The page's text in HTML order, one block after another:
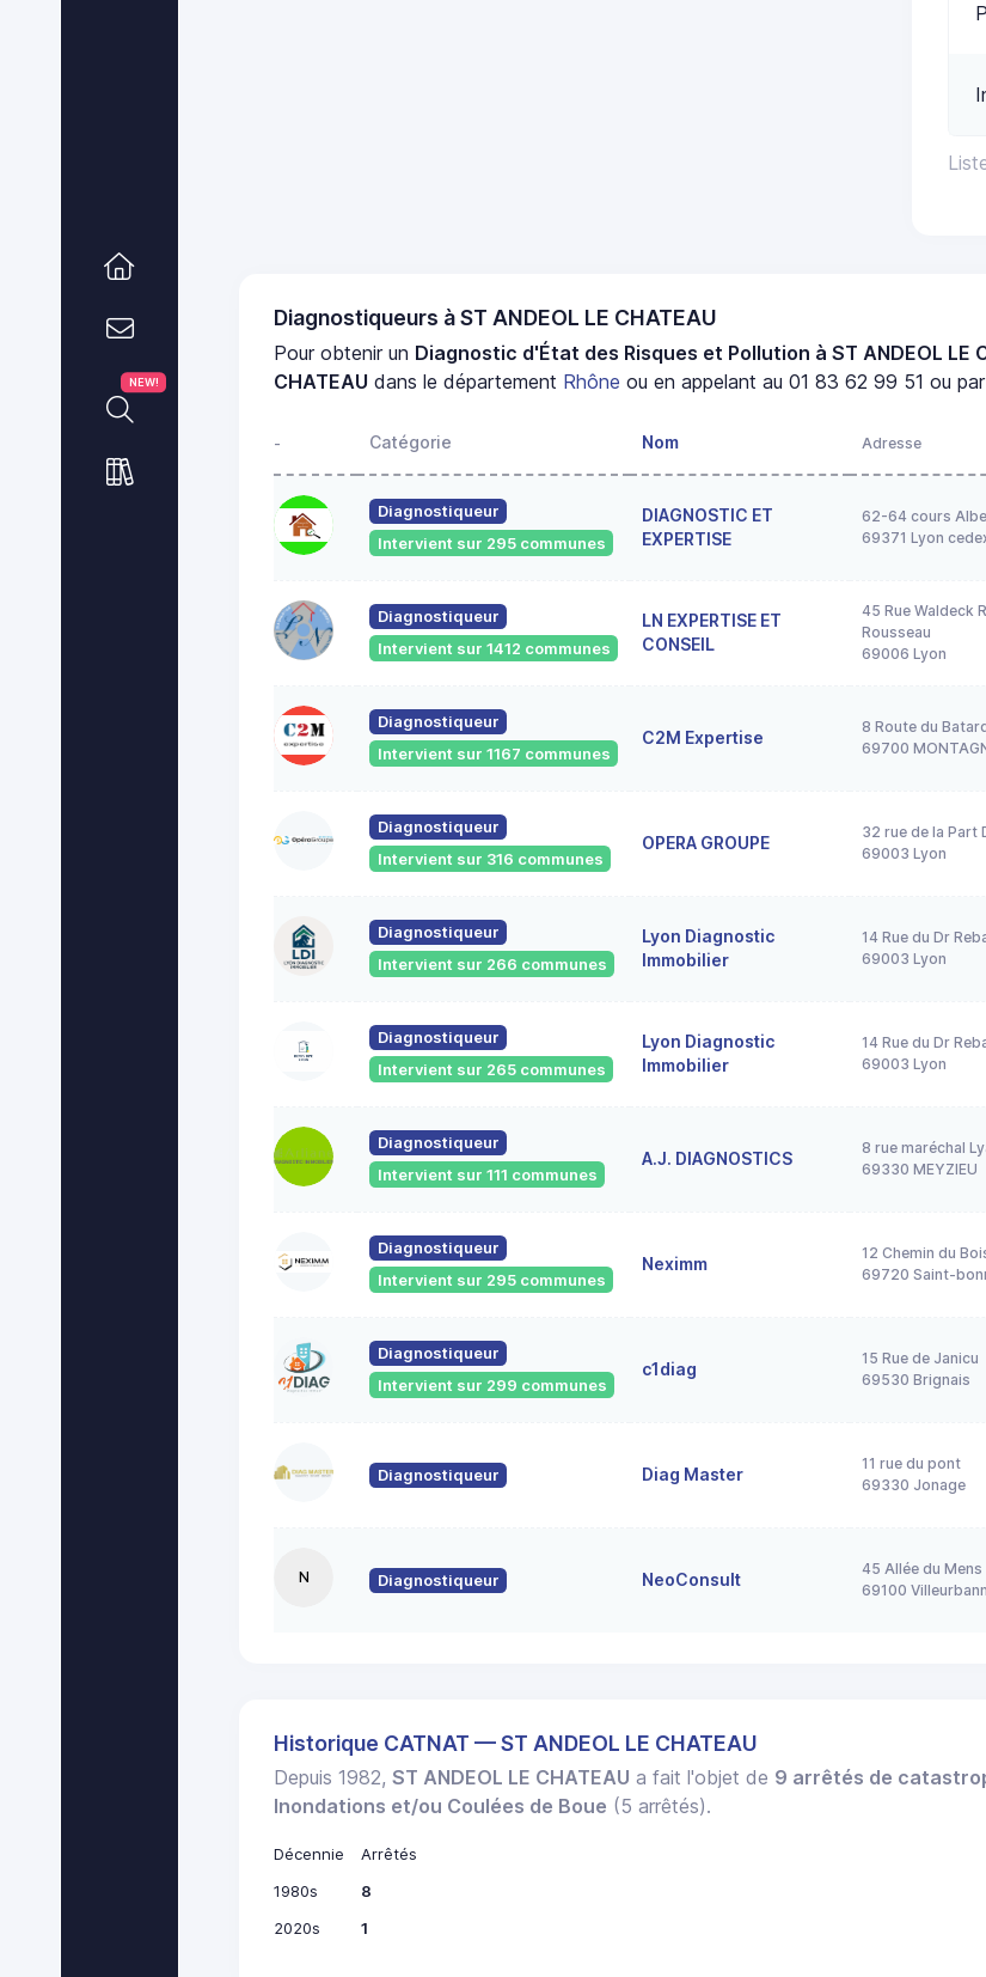
NEW!
Diagnostiqueurs à ST ANDEOL LE CHATEAU
Pour obtenir un Diagnostic d'État des Risques et Pollution à ST ANDEOL LE
CHATEAU dans le département Rhône ou en appelant au 01 83 62 99 51 ou par
- Catégorie Nom Adresse
Diagnostiqueur
Intervient sur 295 communes
DIAGNOSTIC ET
EXPERTISE
62-64 cours
69371 Lyon
Diagnostiqueur
Intervient sur 1412 communes
LN EXPERTISE ET
CONSEIL
45 Rue Waldeck
Rousseau
69006 Lyon
Diagnostiqueur
Intervient sur 1167 communes
C2M Expertise
8 Route du
69700
Diagnostiqueur
Intervient sur 316 communes
OPERA GROUPE
32 rue de la Part
69003 Lyon
Diagnostiqueur
Intervient sur 266 communes
Lyon Diagnostic
Immobilier
14 Rue du Dr
69003 Lyon
Diagnostiqueur
Intervient sur 265 communes
Lyon Diagnostic
Immobilier
14 Rue du Dr
69003 Lyon
Diagnostiqueur
Intervient sur 111 communes
A.J. DIAGNOSTICS
8 rue maréchal
69330 MEYZIEU
Diagnostiqueur
Intervient sur 295 communes
Neximm
12 Chemin du
69720 Saint-
Diagnostiqueur
Intervient sur 299 communes
c1diag
15 Rue de Janicu
69530 Brignais
Diagnostiqueur Diag Master
11 rue du pont
69330 Jonage
N Diagnostiqueur NeoConsult
45 Allée du Mens
69100
Historique CATNAT — ST ANDEOL LE CHATEAU
Depuis 1982,ST ANDEOL LE CHATEAU a fait l'objet de 9 arrêtés de
Inondations et/ou Coulées de Boue (5 arrêtés).
Décennie
Arrêtés
1980s
8
2020s
1